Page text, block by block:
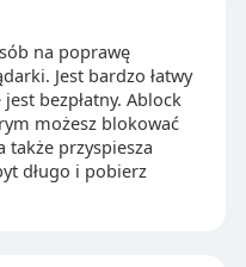
na poprawę
Jest bardzo łatwy
bezpłatny. Ablock
możesz blokować
także przyspiesza
długo i pobierz